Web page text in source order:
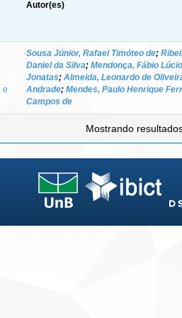
Autor(es)
e
Sousa Júnior, Rafael Timóteo de;
Daniel da Silva; Mendonça, Fábio
Jonatas; Almeida, Leonardo de
Andrade; Mendes, Paulo Henrique
Campos de
Mostrando